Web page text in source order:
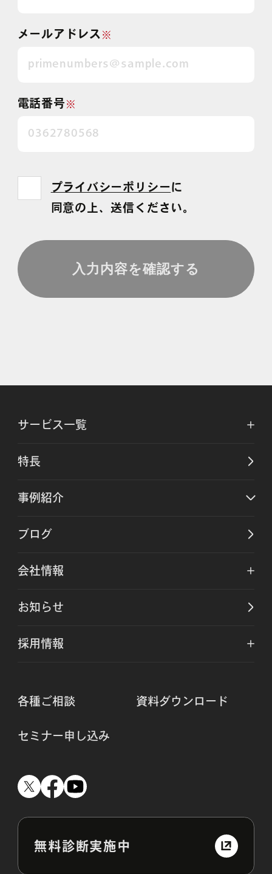
※
メールアドレス
※
電話番号
プライバシーポリシー に
同意の上、送信ください。
サービス一覧
特長
事例紹介
ブログ
会社情報
お知らせ
採用情報
各種ご相談 資料ダウンロード
セミナー申し込み
無料診断実施中